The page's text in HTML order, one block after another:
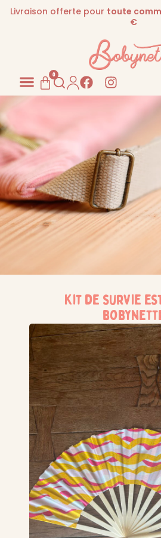
Livraison offerte pour toute
€
0
Kit de survie